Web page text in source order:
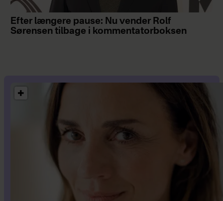
Efter længere pause: Nu vender Rolf
Sørensen tilbage i kommentatorboksen